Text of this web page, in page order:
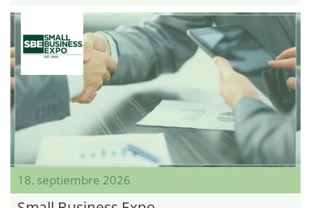
18. septiembre 2026